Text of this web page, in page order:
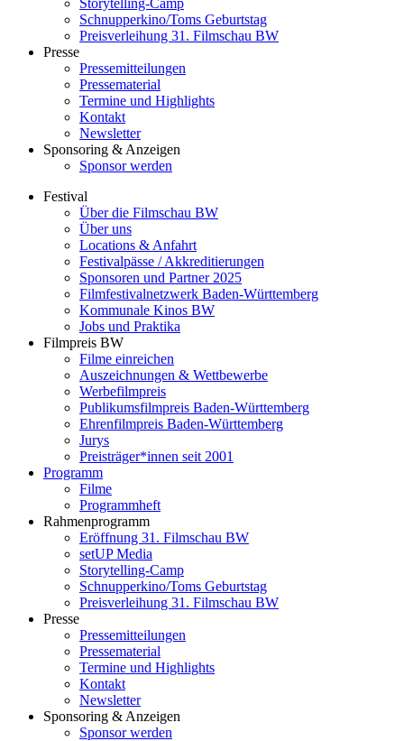
Storytelling-Camp
Schnupperkino/Toms Geburtstag
Preisverleihung 31. Filmschau BW
Presse
Pressemitteilungen
Pressematerial
Termine und Highlights
Kontakt
Newsletter
Sponsoring & Anzeigen
Sponsor werden
Festival
Über die Filmschau BW
Über uns
Locations & Anfahrt
Festivalpässe / Akkreditierungen
Sponsoren und Partner 2025
Filmfestivalnetzwerk ­Baden-Württemberg
Kommunale Kinos BW
Jobs und Praktika
Filmpreis BW
Filme einreichen
Auszeichnungen & Wettbewerbe
Werbefilmpreis
Publikumsfilmpreis Baden-Württemberg
Ehrenfilmpreis Baden-Württemberg
Jurys
Preisträger*innen seit 2001
Programm
Filme
Programmheft
Rahmenprogramm
Eröffnung 31. Filmschau BW
setUP Media
Storytelling-Camp
Schnupperkino/Toms Geburtstag
Preisverleihung 31. Filmschau BW
Presse
Pressemitteilungen
Pressematerial
Termine und Highlights
Kontakt
Newsletter
Sponsoring & Anzeigen
Sponsor werden